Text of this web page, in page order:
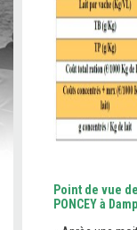
Point de vue
PONCEY à